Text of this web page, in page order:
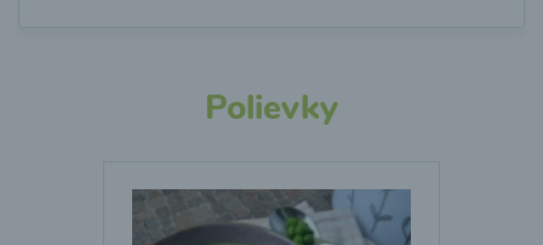
Polievky